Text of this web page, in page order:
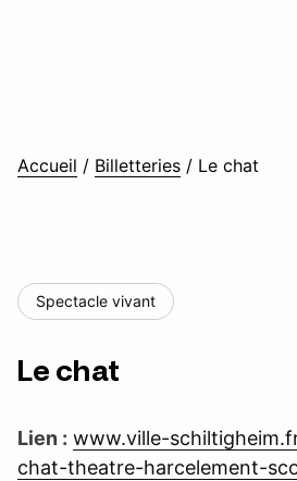
Accueil / Billetteries / Le chat
Spectacle vivant
Le chat
Lien : www.ville-
chat-theatre-harcelement-